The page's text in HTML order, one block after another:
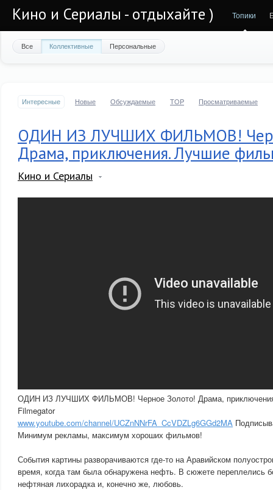
Кино и Сериалы - отдыхайте ) Топики
Все Коллективные Персональные
Интересные Новые Обсуждаемые TOP Просматриваемые
ОДИН ИЗ ЛУЧШИХ ФИЛЬМОВ!
Драма, приключения. Лучшие
Кино и Сериалы
ОДИН ИЗ ЛУЧШИХ ФИЛЬМОВ! Черное Золото! Драма,
Filmegator
www.youtube.com/channel/UCZnNNrFA_CcVDZLg6GGd2MA
Минимум рекламы, максимум хороших фильмов!
События картины разворачиваются где-то на Аравийском
время, когда там была обнаружена нефть. В сюжете переплелись
нефтяная лихорадка и, конечно же, любовь.